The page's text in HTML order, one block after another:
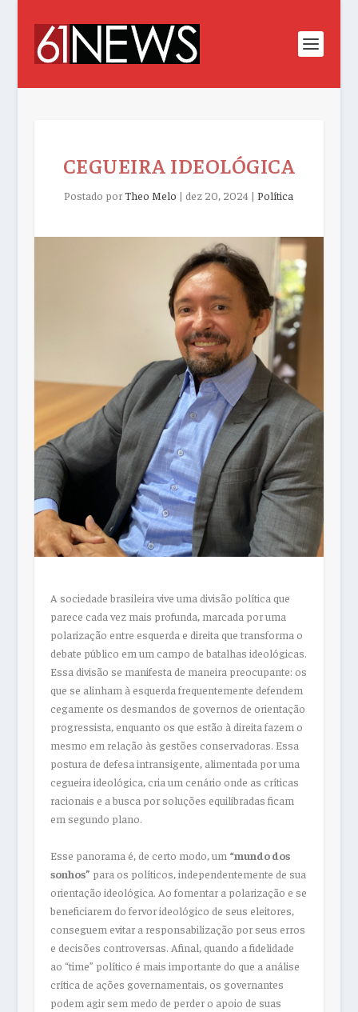
CEGUEIRA IDEOLÓGICA
Postado porTheo Melo |dez 20, 2024 |Política
A sociedade brasileira vive uma divisão política que
parece cada vez mais profunda, marcada por uma
polarização entre esquerda e direita que transforma o
debate público em um campo de batalhas ideológicas.
Essa divisão se manifesta de maneira preocupante: os
que se alinham à esquerda frequentemente defendem
cegamente os desmandos de governos de orientação
progressista, enquanto os que estão à direita fazem o
mesmo em relação às gestões conservadoras. Essa
postura de defesa intransigente, alimentada por uma
cegueira ideológica, cria um cenário onde as críticas
racionais e a busca por soluções equilibradas ficam
em segundo plano.
Esse panorama é, de certo modo, um “mundo dos
sonhos” para os políticos, independentemente de sua
orientação ideológica. Ao fomentar a polarização e se
beneficiarem do fervor ideológico de seus eleitores,
conseguem evitar a responsabilização por seus erros
e decisões controversas. Afinal, quando a fidelidade
ao “time” político é mais importante do que a análise
crítica de ações governamentais, os governantes
podem agir sem medo de perder o apoio de suas